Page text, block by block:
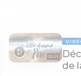
03:29
de